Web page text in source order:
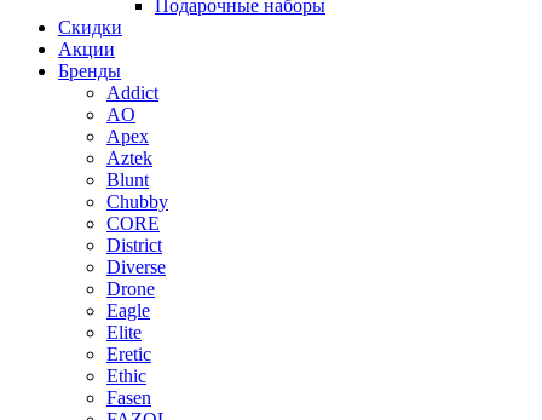
Подарочные наборы
Скидки
Акции
Бренды
Addict
AO
Apex
Aztek
Blunt
Chubby
CORE
District
Diverse
Drone
Eagle
Elite
Eretic
Ethic
Fasen